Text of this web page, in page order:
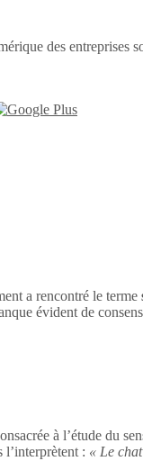
des entreprises
a rencontré le terme
évident de
à l’étude du
l’interprètent : « Le